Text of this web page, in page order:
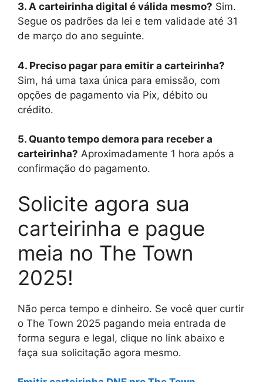
3. A carteirinha digital é válida mesmo? Sim.
Segue os padrões da lei e tem validade até 31
de março do ano seguinte.
4. Preciso pagar para emitir a carteirinha?
Sim, há uma taxa única para emissão, com
opções de pagamento via Pix, débito ou
crédito.
5. Quanto tempo demora para receber a
carteirinha? Aproximadamente 1 hora após a
confirmação do pagamento.
Solicite agora sua
carteirinha e pague
meia no The Town
2025!
Não perca tempo e dinheiro. Se você quer curtir
o The Town 2025 pagando meia entrada de
forma segura e legal, clique no link abaixo e
faça sua solicitação agora mesmo.